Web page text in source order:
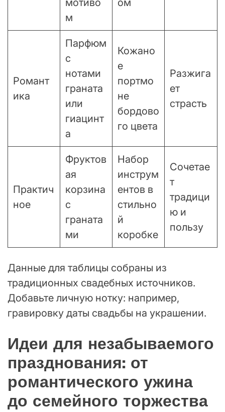
мотиво
м
ом
Романт
ика
Парфюм
с
нотами
граната
или
гиацинт
а
Кожано
е
портмо
не
бордово
го цвета
Разжига
ет
страсть
Практич
ное
Фруктов
ая
корзина
с
граната
ми
Набор
инструм
ентов в
стильно
й
коробке
Сочетае
т
традици
ю и
пользу
Данные для таблицы собраны из
традиционных свадебных источников.
Добавьте личную нотку: например,
гравировку даты свадьбы на украшении.
Идеи для незабываемого
празднования: от
романтического ужина
до семейного торжества